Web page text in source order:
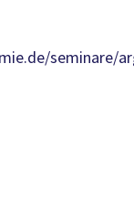
seminare/